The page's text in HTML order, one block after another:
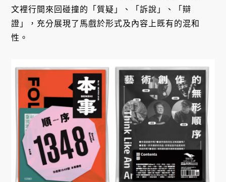
文裡行間來回碰撞的「質疑」、「訴說」、「辯
證」，充分展現了馬戲於形式及內容上既有的混和
性。